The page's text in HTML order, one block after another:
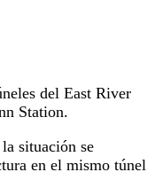
del East River
Station.
situación se
en el mismo túnel